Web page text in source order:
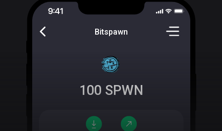
Bitspawn
100 SPWN